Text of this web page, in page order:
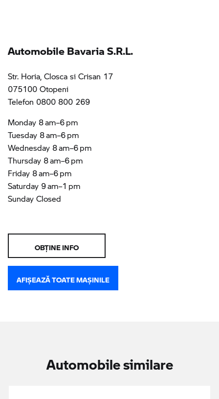
Automobile Bavaria S.R.L.
Str. Horia, Closca si Crisan 17
075100 Otopeni
Telefon 0800 800 269
Monday 8 am–6 pm
Tuesday 8 am–6 pm
Wednesday 8 am–6 pm
Thursday 8 am–6 pm
Friday 8 am–6 pm
Saturday 9 am–1 pm
Sunday Closed
OBŢINE INFO
AFIŞEAZĂ TOATE MAŞINILE
Automobile similare